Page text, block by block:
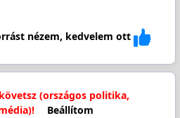
nézem, kedvelem ott
(országos politika,
Beállítom